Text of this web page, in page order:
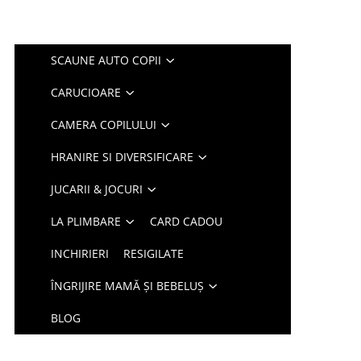
SCAUNE AUTO COPII
CARUCIOARE
CAMERA COPILULUI
HRANIRE SI DIVERSIFICARE
JUCARII & JOCURI
LA PLIMBARE CARD CADOU
INCHIRIERI RESIGILATE
ÎNGRIJIRE MAMĂ ȘI BEBELUȘ
BLOG